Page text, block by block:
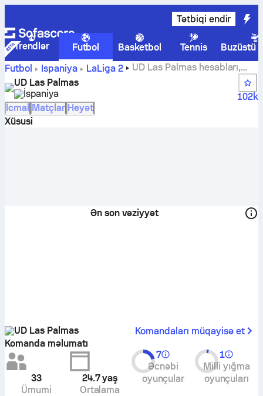
Tətbiqi endir
Trendlər Futbol Basketbol Tennis
Buzüstü
Futbol
İspaniya LaLiga 2
UD Las Palmas hesabları,
cütlər, turnir cədvəlləri və oyunçu statistikaları
UD Las Palmas
İspaniya
102k
İcmal Matçlar Heyət
Xüsusi
Ən son vəziyyət
UD Las Palmas
Komandaları müqayisə et
Komanda məlumatı
33
Ümumi
24.7yaş
Ortalama
7
Əcnəbi
oyunçular
1
Milli yığma
oyunçuları